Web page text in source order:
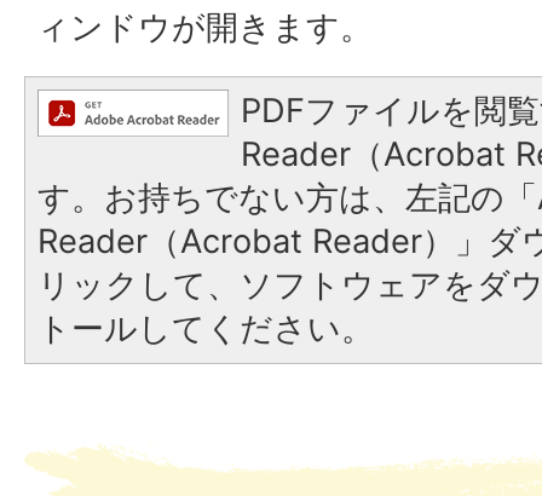
ィンドウが開きます。
PDFファイルを閲
Reader（Acrobat
す。お持ちでない方は、左記の
Reader（Acrobat Reader）」ダ
リックして、ソフトウェアをダ
トールしてください。